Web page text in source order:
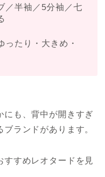
／半袖／5分袖／七
ったり・大きめ・
にも、背中が開きすぎ
ランドがあります。
すすめレオタードを見